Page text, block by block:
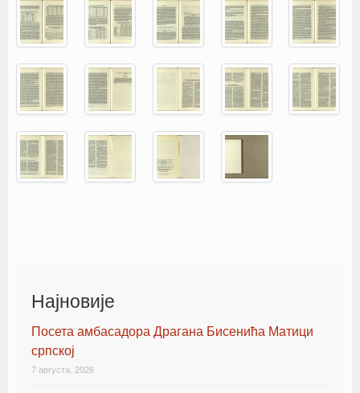
Најновије
Посета амбасадора Драгана Бисенића Матици
српској
7 августа, 2026